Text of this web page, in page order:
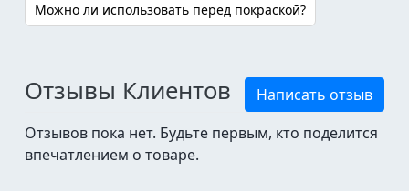
Можно ли использовать перед покраской?
Отзывы Клиентов
Написать отзыв
Отзывов пока нет. Будьте первым, кто поделится
впечатлением о товаре.